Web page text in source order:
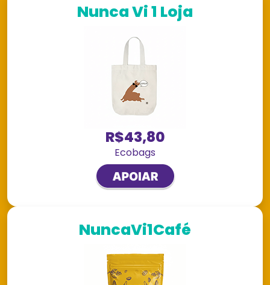
Nunca Vi 1 Loja
R$43,80
Ecobags
NuncaVi1Café